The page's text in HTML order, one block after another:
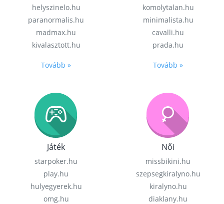
helyszinelo.hu
paranormalis.hu
madmax.hu
kivalasztott.hu
Tovább »
komolytalan.hu
minimalista.hu
cavalli.hu
prada.hu
Tovább »
Játék
starpoker.hu
play.hu
hulyegyerek.hu
omg.hu
Női
missbikini.hu
szepsegkiralyno.hu
kiralyno.hu
diaklany.hu